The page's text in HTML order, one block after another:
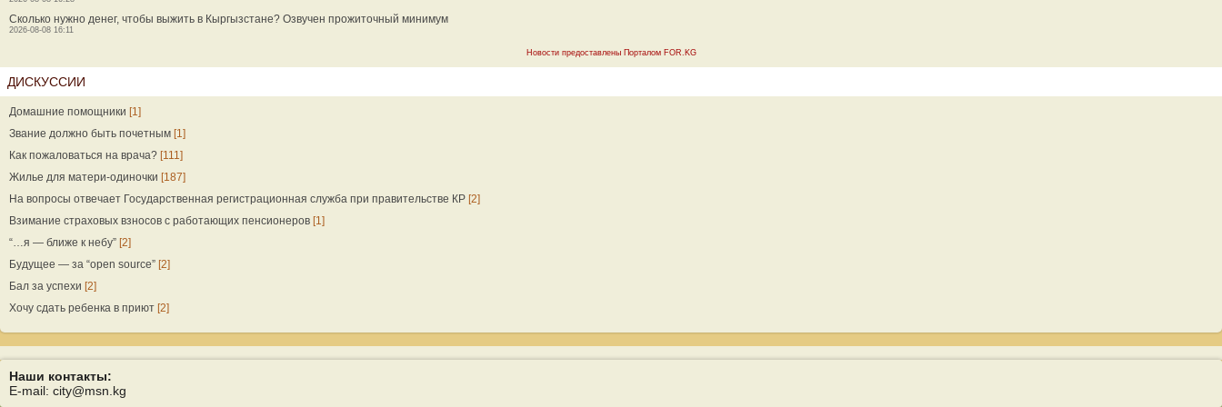
Сколько нужно денег, чтобы выжить в Кыргызстане? Озвучен прожиточный минимум
2026-08-08 16:11
Новости предоставлены Порталом FOR.KG
ДИСКУССИИ
Домашние помощники [1]
Звание должно быть почетным [1]
Как пожаловаться на врача? [111]
Жилье для матери-одиночки [187]
На вопросы отвечает Государственная регистрационная служба при правительстве КР [2]
Взимание страховых взносов с работающих пенсионеров [1]
“…я — ближе к небу” [2]
Будущее — за “open source” [2]
Бал за успехи [2]
Хочу сдать ребенка в приют [2]
Наши контакты:
E-mail: city@msn.kg